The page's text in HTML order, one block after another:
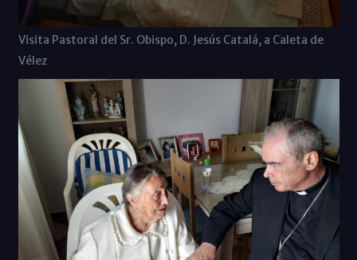
Visita Pastoral del Sr. Obispo, D. Jesús Catalá, a Caleta de
Vélez